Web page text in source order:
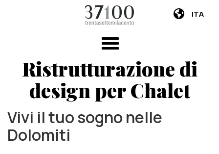
ITA
Ristrutturazione di
design per Chalet
Vivi il tuo sogno nelle
Dolomiti